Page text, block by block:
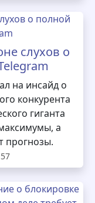
слухов о
на инсайд о
конкурента
гиганта
а
прогнозы.